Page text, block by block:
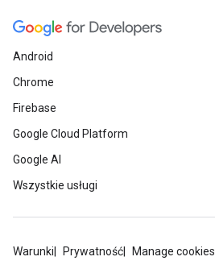
Android
Chrome
Firebase
Google Cloud Platform
Google AI
Wszystkie usługi
Warunki Prywatność Manage cookies